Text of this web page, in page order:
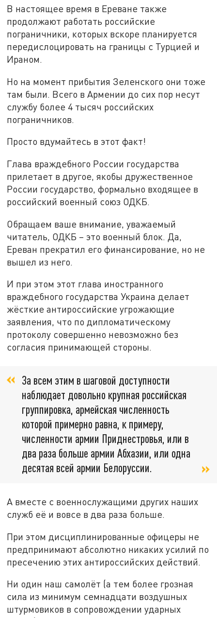
В настоящее время в Ереване также
продолжают работать российские
пограничники, которых вскоре планируется
передислоцировать на границы с Турцией и
Ираном.
Но на момент прибытия Зеленского они тоже
там были. Всего в Армении до сих пор несут
службу более 4 тысяч российских
пограничников.
Просто вдумайтесь в этот факт!
Глава враждебного России государства
прилетает в другое, якобы дружественное
России государство, формально входящее в
российский военный союз ОДКБ.
Обращаем ваше внимание, уважаемый
читатель, ОДКБ – это военный блок. Да,
Ереван прекратил его финансирование, но не
вышел из него.
И при этом этот глава иностранного
враждебного государства Украина делает
жёсткие антироссийские угрожающие
заявления, что по дипломатическому
протоколу совершенно невозможно без
согласия принимающей стороны.
За всем этим в шаговой доступности
наблюдает довольно крупная российская
группировка, армейская численность
которой примерно равна, к примеру,
численности армии Приднестровья, или в
два раза больше армии Абхазии, или одна
десятая всей армии Белоруссии.
А вместе с военнослужащими других наших
служб её и вовсе в два раза больше.
При этом дисциплинированные офицеры не
предпринимают абсолютно никаких усилий по
пресечению этих антироссийских действий.
Ни один наш самолёт (а тем более грозная
сила из минимум семнадцати воздушных
штурмовиков в сопровождении ударных